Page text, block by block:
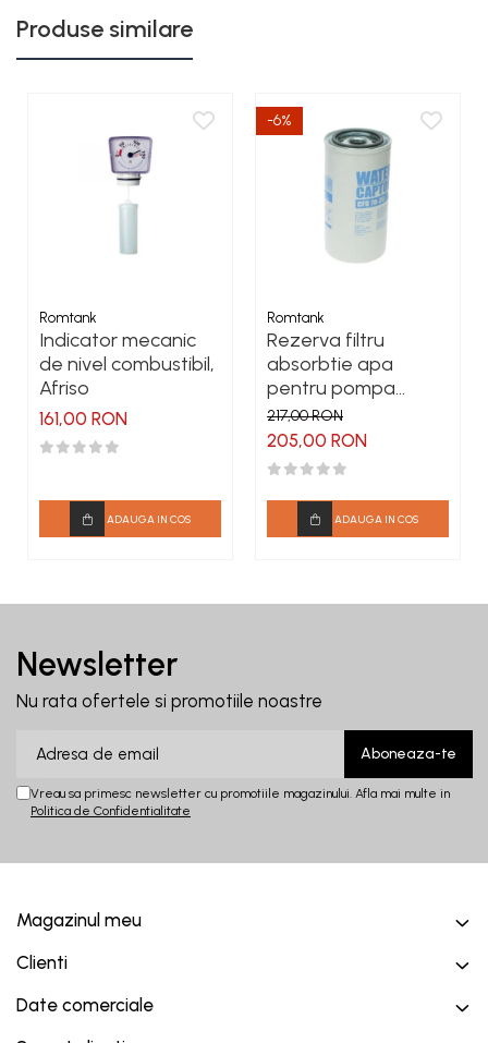
Produse similare
Romtank
Indicator mecanic
de nivel combustibil,
Afriso
161,00 RON
ADAUGA IN COS
-6%
Romtank
Rezerva filtru
absorbtie apa
pentru pompa
motorina CFD 70-30
217,00 RON
205,00 RON
ADAUGA IN COS
Newsletter
Nu rata ofertele si promotiile noastre
Vreau sa primesc newsletter cu promotiile magazinului. Afla mai multe in
Politica de Confidentialitate
Magazinul meu
Clienti
Date comerciale